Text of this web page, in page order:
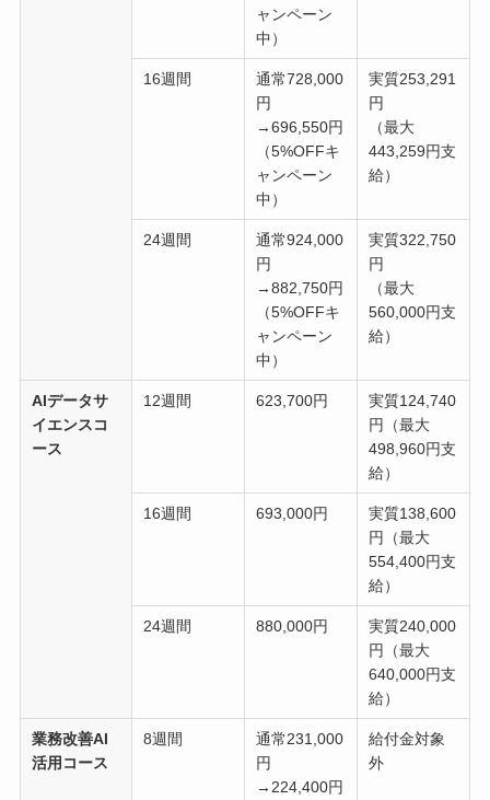
ャンペーン
中）
16週間
通常728,000
円
→696,550円
（5%OFFキ
ャンペーン
中）
実質253,291
円
（最大
443,259円支
給）
24週間
通常924,000
円
→882,750円
（5%OFFキ
ャンペーン
中）
実質322,750
円
（最大
560,000円支
給）
AIデータサ
イエンスコ
ース
12週間 623,700円
実質124,740
円（最大
498,960円支
給）
16週間 693,000円
実質138,600
円（最大
554,400円支
給）
24週間 880,000円
実質240,000
円（最大
640,000円支
給）
業務改善AI
活用コース
8週間
通常231,000
円
→224,400円
給付金対象
外